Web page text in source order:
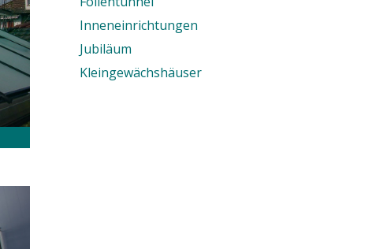
Inneneinrichtungen
Jubiläum
Kleingewächshäuser